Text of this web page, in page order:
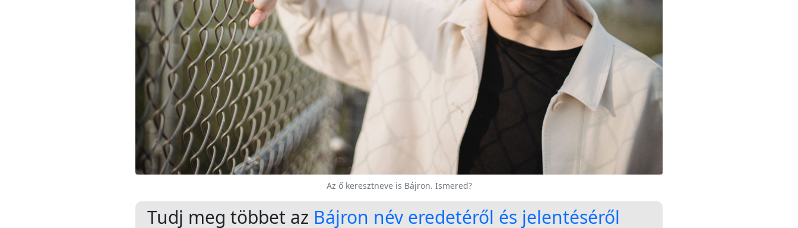
Az ő keresztneve is Bájron. Ismered?
Tudj meg többet az Bájron név eredetéről és jelentéséről